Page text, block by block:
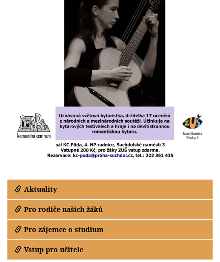
Aktuality
Pro rodiče našich žáků
Pro zájemce o studium
Vstup pro učitele